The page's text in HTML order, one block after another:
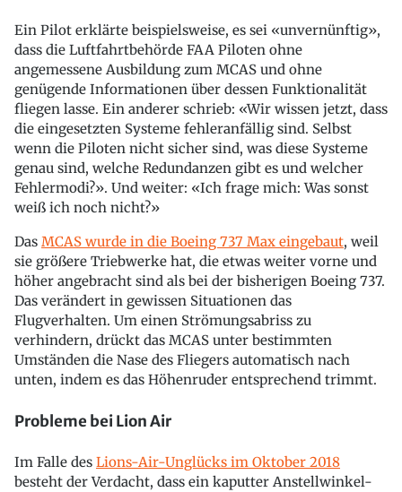
Ein Pilot erklärte beispielsweise, es sei «unvernünftig»,
dass die Luftfahrtbehörde FAA Piloten ohne
angemessene Ausbildung zum MCAS und ohne
genügende Informationen über dessen Funktionalität
fliegen lasse. Ein anderer schrieb: «Wir wissen jetzt, dass
die eingesetzten Systeme fehleranfällig sind. Selbst
wenn die Piloten nicht sicher sind, was diese Systeme
genau sind, welche Redundanzen gibt es und welcher
Fehlermodi?». Und weiter: «Ich frage mich: Was sonst
weiß ich noch nicht?»
Das MCAS wurde in die Boeing 737 Max eingebaut, weil
sie größere Triebwerke hat, die etwas weiter vorne und
höher angebracht sind als bei der bisherigen Boeing 737.
Das verändert in gewissen Situationen das
Flugverhalten. Um einen Strömungsabriss zu
verhindern, drückt das MCAS unter bestimmten
Umständen die Nase des Fliegers automatisch nach
unten, indem es das Höhenruder entsprechend trimmt.
Probleme bei Lion Air
Im Falle des Lions-Air-Unglücks im Oktober 2018
besteht der Verdacht, dass ein kaputter Anstellwinkel-